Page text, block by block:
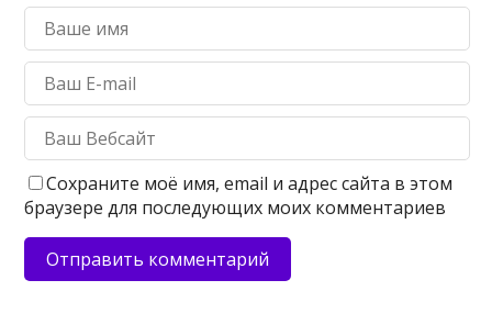
Сохраните моё имя, email и адрес сайта в этом
браузере для последующих моих комментариев